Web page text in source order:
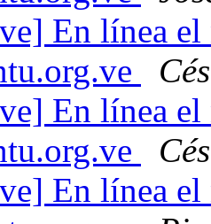
En línea el
En línea el
En línea el